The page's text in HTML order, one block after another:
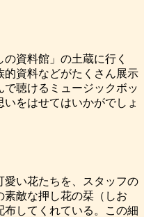
資料館」の土蔵に行く
的資料などがたくさん展示
聴けるミュージックボッ
をはせてはいかがでしょ
愛い花たちを、スタッフの
素敵な押し花の栞（しお
布してくれている。この細